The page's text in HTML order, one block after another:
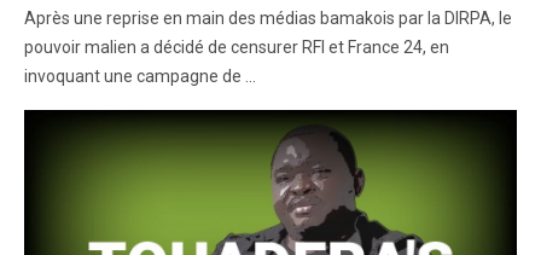
Après une reprise en main des médias bamakois par la DIRPA, le
pouvoir malien a décidé de censurer RFI et France 24, en
invoquant une campagne de ...